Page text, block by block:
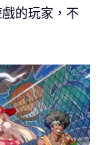
的玩家，不